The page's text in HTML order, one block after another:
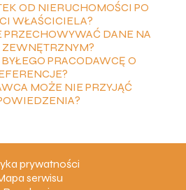
OD NIERUCHOMOŚCI PO
WŁAŚCICIELA?
DANE NA
ZEWNĘTRZNYM?
PRACODAWCĘ O
MOŻE NIE PRZYJĄĆ
prywatności
serwisu